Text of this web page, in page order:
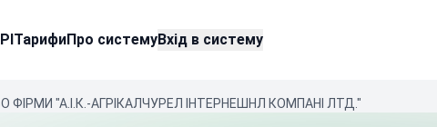
ТарифиПро системуВхід в систему
ФІРМИ "А.І.К.-АГРІКАЛЧУРЕЛ ІНТЕРНЕШНЛ КОМПАНІ ЛТД."